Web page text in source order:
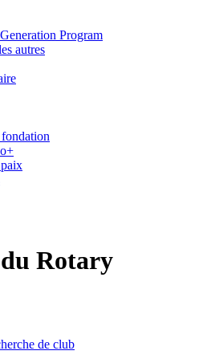
Program
autres
Rotary
de club